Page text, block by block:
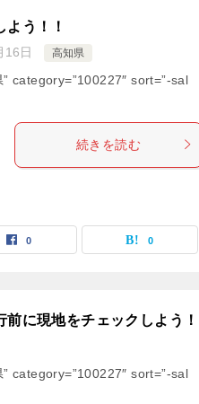
よう！！
16日 高知県
category=”100227″ sort=”-sal
続きを読む
0 0
前に現地をチェックしよう！
category=”100227″ sort=”-sal